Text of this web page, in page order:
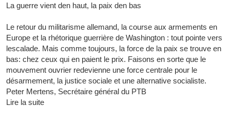
La guerre vient den haut, la paix den bas
Le retour du militarisme allemand, la course aux armements en
Europe et la rhétorique guerrière de Washington : tout pointe vers
lescalade. Mais comme toujours, la force de la paix se trouve en
bas: chez ceux qui en paient le prix. Faisons en sorte que le
mouvement ouvrier redevienne une force centrale pour le
désarmement, la justice sociale et une alternative socialiste.
Peter Mertens, Secrétaire général du PTB
Lire la suite